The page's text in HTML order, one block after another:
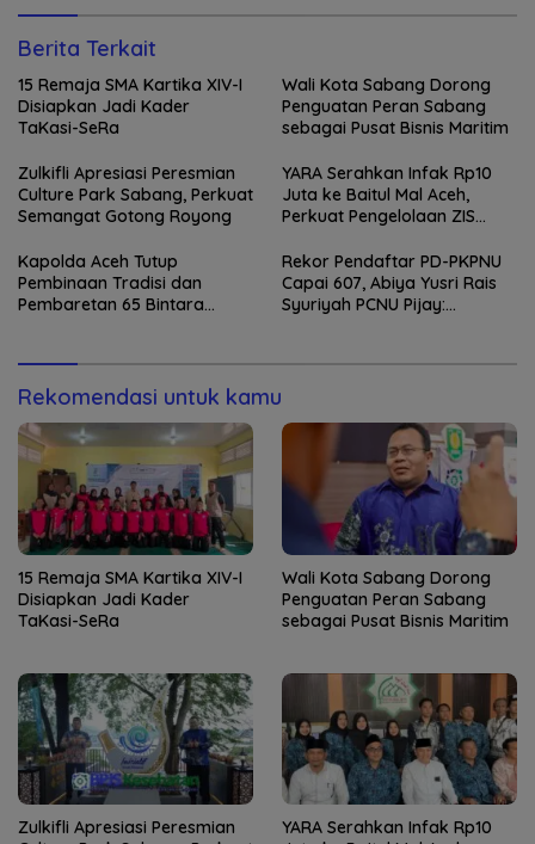
Berita Terkait
15 Remaja SMA Kartika XIV-I
Disiapkan Jadi Kader
TaKasi-SeRa
Wali Kota Sabang Dorong
Penguatan Peran Sabang
sebagai Pusat Bisnis Maritim
Zulkifli Apresiasi Peresmian
Culture Park Sabang, Perkuat
Semangat Gotong Royong
YARA Serahkan Infak Rp10
Juta ke Baitul Mal Aceh,
Perkuat Pengelolaan ZIS
Kapolda Aceh Tutup
Pembinaan Tradisi dan
Pembaretan 65 Bintara
Rekor Pendaftar PD-PKPNU
Capai 607, Abiya Yusri Rais
Syuriyah PCNU Pijay:
Rekomendasi untuk kamu
15 Remaja SMA Kartika XIV-I
Disiapkan Jadi Kader
TaKasi-SeRa
Wali Kota Sabang Dorong
Penguatan Peran Sabang
sebagai Pusat Bisnis Maritim
Zulkifli Apresiasi Peresmian
YARA Serahkan Infak Rp10